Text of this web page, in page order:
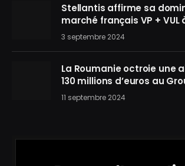
Stellantis affirme sa
marché français VP + VUL
3 septembre 2024
La Roumanie octroie une
130 millions d’euros au
11 septembre 2024